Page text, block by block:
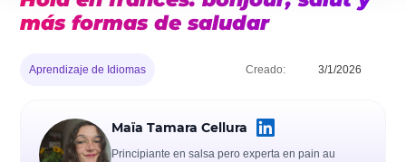
más formas de saludar
Aprendizaje de Idiomas Creado: 3/1/2026
Maïa Tamara Cellura
Principiante en salsa pero experta en pain au